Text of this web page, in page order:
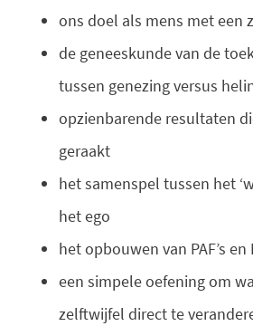
ons doel als mens met een
de geneeskunde van de
tussen genezing versus
opzienbarende resultaten
geraakt
het samenspel tussen het
het ego
het opbouwen van PAF’s en
een simpele oefening om
zelftwijfel direct te